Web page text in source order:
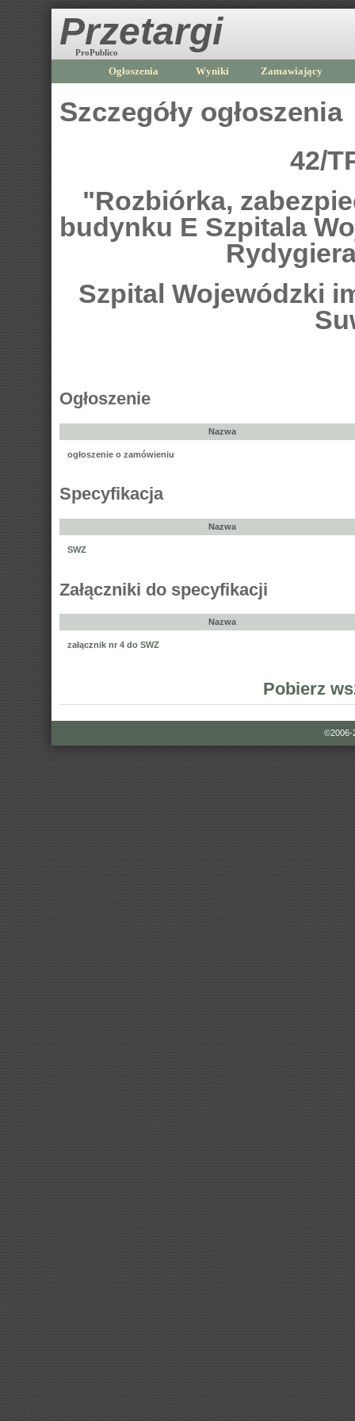
Przetargi
ProPublico
Ogłoszenia Wyniki Zamawiający
Szczegóły ogłoszenia
42/
"Rozbiórka,
budynku E Szpitala
Szpital Wojewódzki
Ogłoszenie
Nazwa
ogłoszenie o zamówieniu
Specyfikacja
Nazwa
SWZ
Załączniki do specyfikacji
Nazwa
załącznik nr 4 do SWZ
Pobierz
©2006-